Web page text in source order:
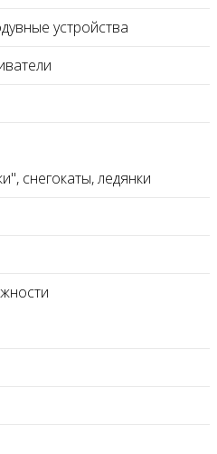
устройства
снегокаты, ледянки